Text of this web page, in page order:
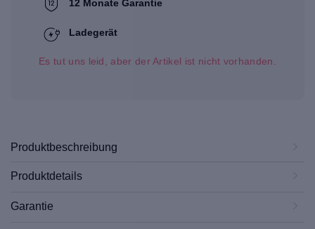
12 Monate Garantie
Ladegerät
Es tut uns leid, aber der Artikel ist nicht vorhanden.
Produktbeschreibung
Produktdetails
Garantie